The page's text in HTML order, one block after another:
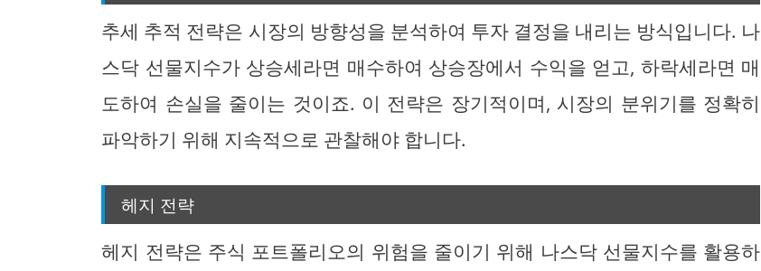
추세 추적 전략은 시장의 방향성을 분석하여 투자 결정을 내리는 방식입니다. 나
스닥 선물지수가 상승세라면 매수하여 상승장에서 수익을 얻고, 하락세라면 매
도하여 손실을 줄이는 것이죠. 이 전략은 장기적이며, 시장의 분위기를 정확히
파악하기 위해 지속적으로 관찰해야 합니다.
헤지 전략
헤지 전략은 주식 포트폴리오의 위험을 줄이기 위해 나스닥 선물지수를 활용하